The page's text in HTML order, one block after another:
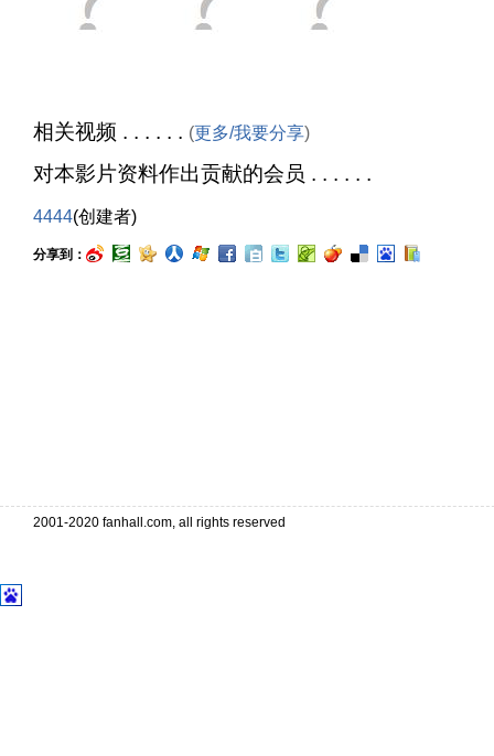
相关视频 . . . . . . (更多/我要分享)
对本影片资料作出贡献的会员 . . . . . .
4444(创建者)
分享到：
2001-2020 fanhall.com, all rights reserved